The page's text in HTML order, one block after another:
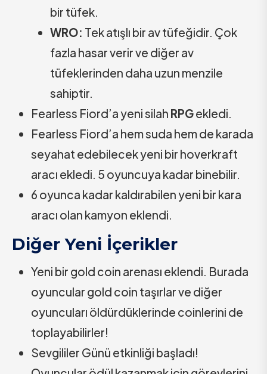
bir tüfek.
WRO: Tek atışlı bir av tüfeğidir. Çok
fazla hasar verir ve diğer av
tüfeklerinden daha uzun menzile
sahiptir.
Fearless Fiord’a yeni silah RPGekledi.
Fearless Fiord’a hem suda hem de karada
seyahat edebilecek yeni bir hoverkraft
aracı ekledi. 5 oyuncuya kadar binebilir.
6 oyunca kadar kaldırabilen yeni bir kara
aracı olan kamyon eklendi.
Diğer Yeni İçerikler
Yeni bir gold coin arenası eklendi. Burada
oyuncular gold coin taşırlar ve diğer
oyuncuları öldürdüklerinde coinlerini de
toplayabilirler!
Sevgililer Günü etkinliği başladı!